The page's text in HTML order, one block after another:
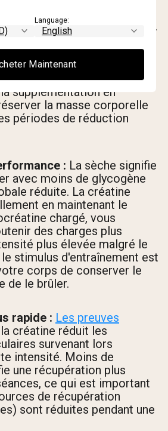
:
de catabolisme musculaire.
contrer cela en maintenant
de phosphocréatine, ce qui
signalisation anaboliques
maigre.Des recherches
supplémentation en
la masse corporelle
périodes de réduction
: La sèche signifie
avec moins de glycogène
réduite. La créatine
en maintenant le
chargé, vous
des charges plus
plus élevée malgré le
stimulus d'entraînement est
corps de conserver le
de le brûler.
rapide : Les preuves
créatine réduit les
survenant lors
intensité. Moins de
une récupération plus
ce qui est important
de récupération
sont réduites pendant une
Language:
Maintenant